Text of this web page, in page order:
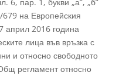
679 на Европейския
април 2016 година
лица във връзка с
и относно свободното
регламент относно